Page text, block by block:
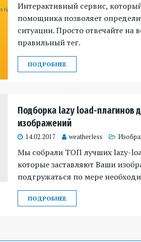
Интерактивный сервис,
помощника позволяет
ситуации. Просто отвечайте на
правильный тег.
ПОДРОБНЕЕ
Подборка lazy load-плагинов
изображений
14.02.2017 weatherless
Мы собрали ТОП лучших lazy-
которые заставляют Ваши
подгружаться по мере
ПОДРОБНЕЕ